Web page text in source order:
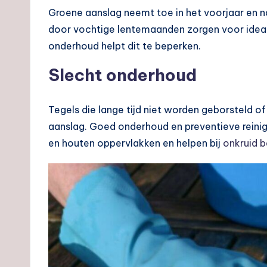
Groene aanslag neemt toe in het voorjaar en
door vochtige lentemaanden zorgen voor
onderhoud helpt dit te beperken.
Slecht onderhoud
Tegels die lange tijd niet worden geborsteld
aanslag. Goed onderhoud en preventieve
en houten oppervlakken en helpen bij onkruid